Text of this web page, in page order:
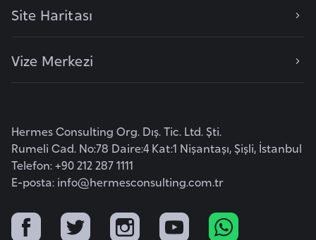
Site Haritası
Vize Merkezi
Hermes Consulting Org. Dış. Tic. Ltd. Şti.
Rumeli Cad. No:78 Daire:4 Kat:1 Nişantaşı, Şişli, İstanbul
Telefon: +90 212 287 1111
E-posta: info@hermesconsulting.com.tr
d
e
k
C
u
h